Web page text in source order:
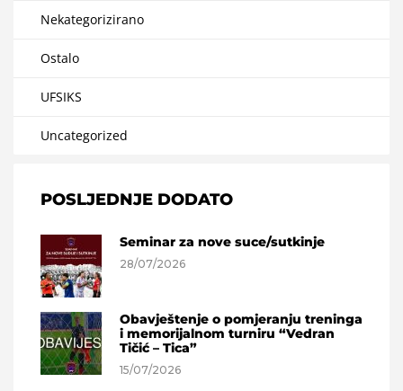
Nekategorizirano
Ostalo
UFSIKS
Uncategorized
POSLJEDNJE DODATO
Seminar za nove suce/sutkinje
28/07/2026
Obavještenje o pomjeranju treninga
i memorijalnom turniru “Vedran
Tičić – Tica”
15/07/2026